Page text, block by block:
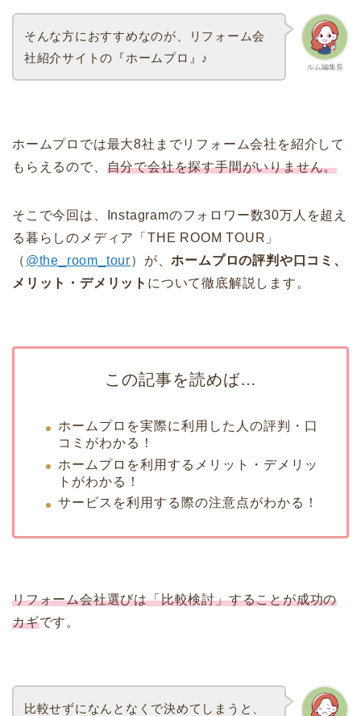
ルム編集長
そんな方におすすめなのが、リフォーム会
社紹介サイトの『ホームプロ』♪
ホームプロでは最大8社までリフォーム会社を紹介して
もらえるので、 自分で会社を探す手間がいりません。
そこで今回は、Instagramのフォロワー数30万人を超え
る暮らしのメディア「THE ROOM TOUR」
（ @the_room_tour）が、ホームプロの評判や口コミ、
メリット・デメリット について徹底解説します。
この記事を読めば…
ホームプロを実際に利用した人の評判・口
コミがわかる！
ホームプロを利用するメリット・デメリッ
トがわかる！
サービスを利用する際の注意点がわかる！
リフォーム会社選びは「比較検討」することが成功の
カギです。
比較せずになんとなくで決めてしまうと、